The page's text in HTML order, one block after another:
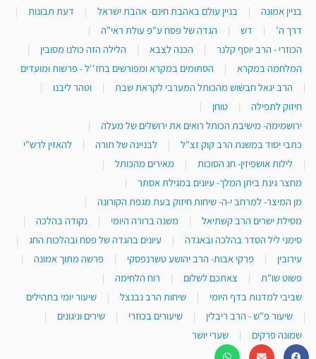
בניין אמונה
| בניין עולם באהבת חינם- אהבת ישראל | דעת תבונות
|
דרך ה'
| דש | הגדה של פסח ע"פ עולת ראי"ה
|
הכוזרי - הרב יוסף קלנר
| הכנה לצבא | הלילה הזה כולנו מסובין
|
המלחמה במקרא
|
הסתומים במקרא ומפורשים בחז''ל - פרשות ומועדים
|
הרב יגאל חבשוש מהכותל המערבי לקראת שבת | וטהר ליבנו
|
חיזוק לתפילה
| טוחן
|
ירושמימה- מישיבת הכותל רואים את ירושלים של מעלה
|
כתבי יסוד במשנת הרב קוק זצ"ל
| לבניינה של תורה |
להאזין לרש"י
|
לילות אושפיזין- חג הסוכות | מאירים מהכותל
|
מחצר גינת ביתן המלך- עיונים במגילת אסתר
|
מן המיצר- למרחב י-ה- שיחות חיזוק בעת מגפת הקורונה
|
מסילת ישרים הרב קשתיאל
| משנה ברורה היומי | נקודה בהלכה
|
סימני ליל הסדר בהלכה ובאגדה
| עיונים בהגדה של פסח ובהלכות החג
|
עירובין
| פרקי אבות- הרב יהושע טשרנפסקי | פרשה מתוך אמונה
|
פשוט שו"ת
| צאתכם לשלום | רוח הלחימה
|
שביבי למדנות בדף היומי
| שיחות הרב נבנצל |
שיעור יומי בתהילים
|
שיעור פ"ש - הרב ריבלין | שיעורים בכוזרי | שירים וניגונים
|
שמונה פרקים
| שערי יושר